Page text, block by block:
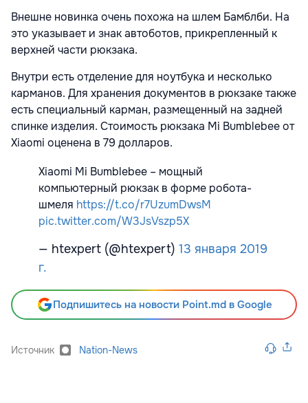
Внешне новинка очень похожа на шлем Бамблби. На
это указывает и знак автоботов, прикрепленный к
верхней части рюкзака.
Внутри есть отделение для ноутбука и несколько
карманов. Для хранения документов в рюкзаке также
есть специальный карман, размещенный на задней
спинке изделия. Стоимость рюкзака Mi Bumblebee от
Xiaomi оценена в 79 долларов.
Xiaomi Mi Bumblebee – мощный
компьютерный рюкзак в форме робота-
шмеля https://t.co/r7UzumDwsM
pic.twitter.com/W3JsVszp5X
— htexpert (@htexpert) 13 января 2019
г.
Подпишитесь на новости Point.md в Google
Источник Nation-News